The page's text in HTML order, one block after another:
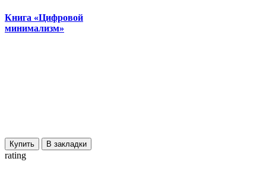
Книга «Цифровой
минимализм»
Купить В закладки
rating